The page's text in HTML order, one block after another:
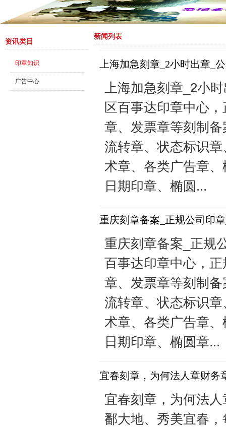
资讯类目
印章知识
广告中心
新闻列表
上海加急刻章_2小时出章_
上海加急刻章_2小
区百事达印章中心
章、发票章等刻制
流转章、状态标识
术章、各类广告章
日期印章、椭圆...
重庆刻章备案_正规公司印
重庆刻章备案_正规
百事达印章中心，
章、发票章等刻制
流转章、状态标识
术章、各类广告章
日期印章、椭圆章...
宜春刻章，为何法人章财务
宜春刻章，为何法
鄱大地、秀美宜春